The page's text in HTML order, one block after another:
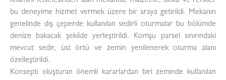
bu deneyime hizmet vermek üzere bir araya getirildi. Mekanın
genelinde dış çeperde kullanılan sedirli oturmalar bu bölümde
denize bakacak şekilde yerleştirildi. Komşu parsel sınırındaki
mevcut sedir, üst örtü ve zemin yenilenerek oturma alanı
özelleştirildi.
Konsepti oluşturan önemli kararlardan biri zeminde kullanılan